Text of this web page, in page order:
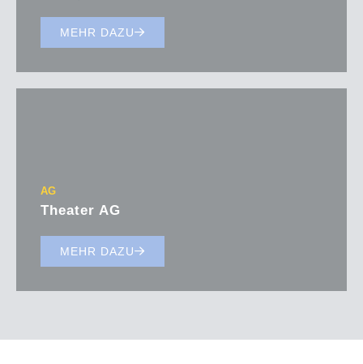
MEHR DAZU
AG
Theater AG
MEHR DAZU